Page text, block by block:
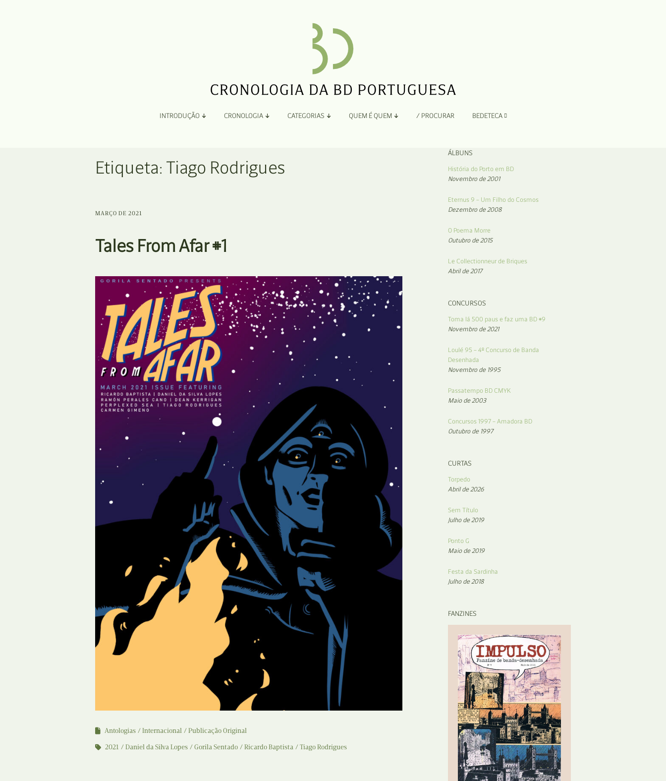
INTRODUÇÃO
Organização
CRONOLOGIA CATEGORIAS
Concursos
Curtas
Edição Digital
Edição Portuguesa
Exposições e Eventos
Fanzines
Festivais e Salões
Formação
Internacional
Estudos
Óbitos
Para BD
Publicação Original
Prémios
Programas e Catálogos
Publicações em periódicos
Tertúlias
QUEM É QUEM / PROCURAR BEDETECA
Etiqueta: Tiago Rodrigues
MARÇO DE 2021
Tales From Afar #1
Antologias Internacional
Publicação Original
2021
Daniel da Silva Lopes Gorila Sentado Ricardo Baptista Tiago Rodrigues
ÁLBUNS
História do Porto em BD
Novembro de 2001
Eternus 9 – Um Filho do Cosmos
Dezembro de 2008
O Poema Morre
Outubro de 2015
Le Collectionneur de Briques
Abril de 2017
CONCURSOS
Toma lá 500 paus e faz uma BD #9
Novembro de 2021
Loulé 95 – 4º Concurso de Banda
Desenhada
Novembro de 1995
Passatempo BD CMYK
Maio de 2003
Concursos 1997 – Amadora BD
Outubro de 1997
CURTAS
Torpedo
Abril de 2026
Sem Título
Julho de 2019
Ponto G
Maio de 2019
Festa da Sardinha
Julho de 2018
FANZINES